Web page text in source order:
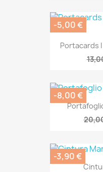
Portacards I
-5,00 €
-8,00 €
-3,90 €